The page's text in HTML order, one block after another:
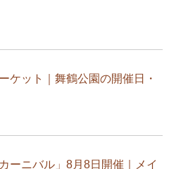
ケット｜舞鶴公園の開催日・
ーニバル」8月8日開催｜メイ